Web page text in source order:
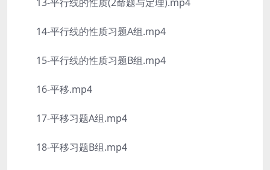
14-平行线的性质习题A组.mp4
15-平行线的性质习题B组.mp4
16-平移.mp4
17-平移习题A组.mp4
18-平移习题B组.mp4